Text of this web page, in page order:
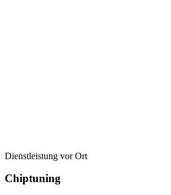
Dienstleistung vor Ort
Chiptuning